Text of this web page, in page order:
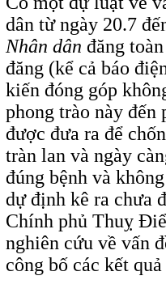
dân từ ngày 20.7
Nhân dân đăng
đăng (kể cả báo
kiến đóng góp
phong trào này đến
được đưa ra để
tràn lan và ngày
đúng bệnh và
dự định kê ra chưa
Chính phủ Thuỵ
nghiên cứu về vấn
công bố các kết